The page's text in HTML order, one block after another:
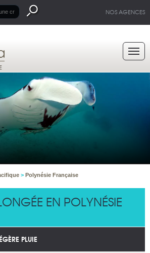
NOS AGENCES
> Polynésie Française
EN POLYNÉSIE
PLUIE